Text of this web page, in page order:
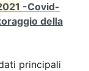
-Covid-
della
principali